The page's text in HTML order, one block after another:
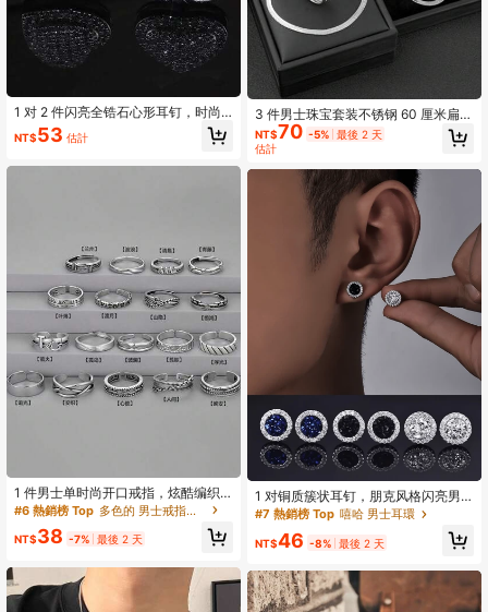
1 对 2 件闪亮全锆石心形耳钉，时尚
适合日常佩戴、情人节和新年礼物
NT$53 估計
1 件男士单时尚开口戒指，炫酷编织
链环，复古仿银色调
#6 熱銷榜 Top 多色的 男士戒指套裝
NT$38 -7% 最後 2 天
3 件男士珠宝套装不锈钢 60 厘米扁平
项链压扁手链戒指简约时尚风格适合
日常节日礼物（商品不含包装盒）
NT$70 -5% 最後 2 天
估計
1 对铜质簇状耳钉，朋克风格闪亮男
士耳环配饰，适合日常、度假、派对
场合、生日和节日礼物
#7 熱銷榜 Top 嘻哈 男士耳環
NT$46 -8% 最後 2 天